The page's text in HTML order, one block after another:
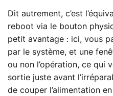
Dit autrement, c’est
reboot via le bouton
petit avantage : ici, vous
par le système, et une
ou non l’opération, ce qui
sortie juste avant
de couper l’alimentation